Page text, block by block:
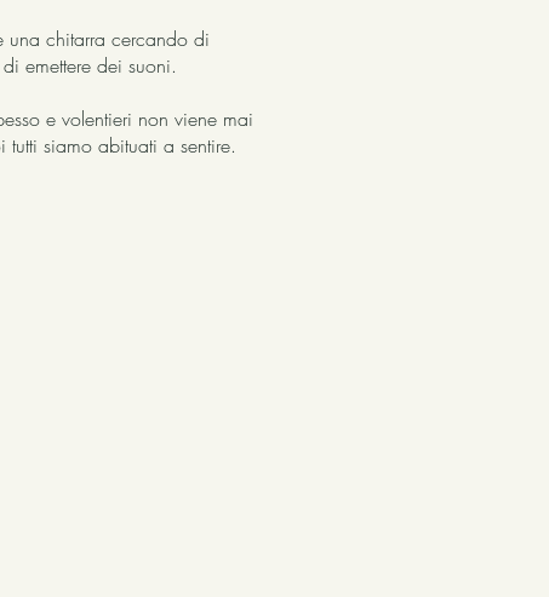
una chitarra cercando di
emettere dei suoni.
e volentieri non viene mai
siamo abituati a sentire.